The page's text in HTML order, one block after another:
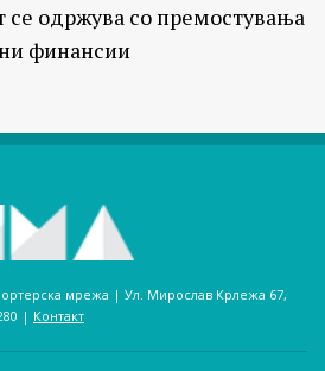
се одржува со премостувања
финансии
мрежа | Ул. Мирослав Крлежа 67,
| Контакт